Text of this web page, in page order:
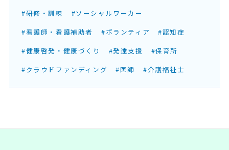
#研修・訓練
#ソーシャルワーカー
#看護師・看護補助者
#ボランティア
#認知症
#健康啓発・健康づくり
#発達支援
#保育所
#クラウドファンディング
#医師 #介護福祉士